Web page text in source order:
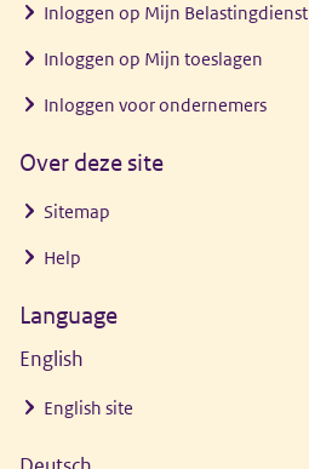
Inloggen op Mijn Belastingdienst
Inloggen op Mijn toeslagen
Inloggen voor ondernemers
Over deze site
Sitemap
Help
Language
English
English site